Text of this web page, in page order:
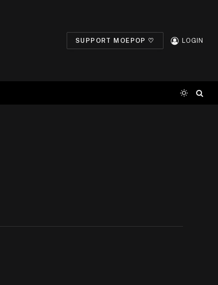
SUPPORT MOEPOP ♡ LOGIN